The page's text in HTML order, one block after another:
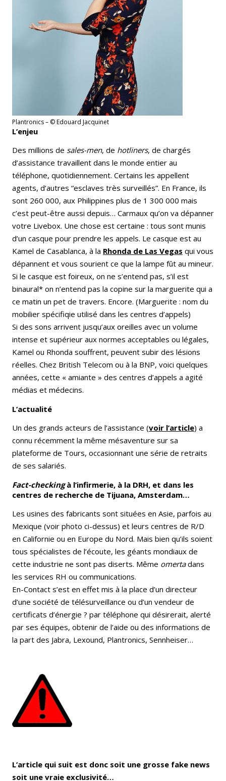
Plantronics – © Edouard Jacquinet
L’enjeu
Des millions de sales-men, de hotliners, de chargés
d’assistance travaillent dans le monde entier au
téléphone, quotidiennement. Certains les appellent
agents, d’autres “esclaves très surveillés”. En France, ils
sont 260 000, aux Philippines plus de 1 300 000 mais
c’est peut-être aussi depuis… Carmaux qu’on va dépanner
votre Livebox. Une chose est certaine : tous sont munis
d’un casque pour prendre les appels. Le casque est au
Kamel de Casablanca, à la Rhonda de Las Vegas qui vous
dépannent et vous sourient ce que la lampe fût au mineur.
Si le casque est foireux, on ne s’entend pas, s’il est
binaural* on n’entend pas la copine sur la marguerite qui a
ce matin un pet de travers. Encore. (Marguerite : nom du
mobilier spécifiqie utilisé dans les centres d’appels)
Si des sons arrivent jusqu’aux oreilles avec un volume
intense et supérieur aux normes acceptables ou légales,
Kamel ou Rhonda souffrent, peuvent subir des lésions
réelles. Chez British Telecom ou à la BNP, voici quelques
années, cette « amiante » des centres d’appels a agité
médias et médecins.
L’actualité
Un des grands acteurs de l’assistance (voir l’article) a
connu récemment la même mésaventure sur sa
plateforme de Tours, occasionnant une série de retraits
de ses salariés.
Fact-checkingà l’infirmerie, à la DRH, et dans les
centres de recherche de Tijuana, Amsterdam…
Les usines des fabricants sont situées en Asie, parfois au
Mexique (voir photo ci-dessus) et leurs centres de R/D
en Californie ou en Europe du Nord. Mais bien qu’ils soient
tous spécialistes de l’écoute, les géants mondiaux de
cette industrie ne sont pas diserts. Même omertadans
les services RH ou communications.
En-Contact s’est en effet mis à la place d’un directeur
d’une société de télésurveillance ou d’un vendeur de
certificats d’énergie ? par téléphone qui désirerait, alerté
par ses équipes, obtenir de l’aide ou des informations de
la part des Jabra, Lexound, Plantronics, Sennheiser…
L’article qui suit est donc soit une grosse fake news
soit une vraie exclusivité…